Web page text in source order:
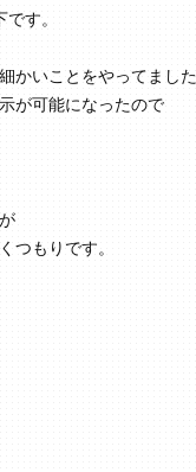
す。
かいことをやってまし
が可能になったので
つもりです。